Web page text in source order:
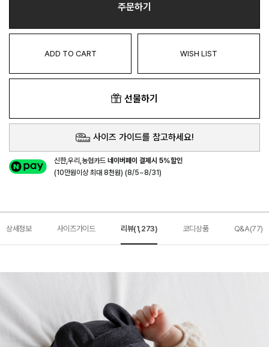
주문하기
ADD TO CART WISH LIST
선물하기
사이즈 가이드를 참고하세요!
신한,우리,농협카드네이버페이 결제시 5%할인
(10만원이상 최대 8천원) (8/5~8/31)
상세정보 사이즈가이드 리뷰(1,273) 코디상품 Q&A(77)